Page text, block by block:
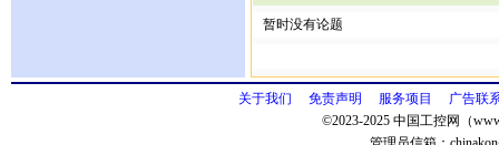
暂时没有论题
关于我们 免责声明 服务项目
广告联
©2023-2025 中国工控网（